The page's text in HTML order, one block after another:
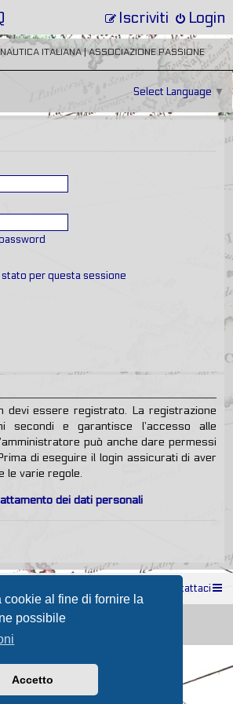
cookie al fine di fornire la
possibile
Accetto
Login
Iscriviti
ITALIANA | ASSOCIAZIONE PASSIONE
Select Language ▼
stato per questa sessione
devi essere registrato. La registrazione
secondi e garantisce l’accesso alle
può anche dare permessi
di eseguire il login assicurati di aver
le varie regole.
dei dati personali
Contattaci
® Forum Software © phpBB Limited
2017 style created by
Italiana